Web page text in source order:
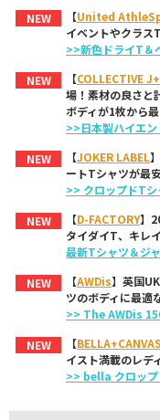
NEW
【United
イベントやクラス
>>新色ドライT＆
NEW
【COLLECTIVE J+
場！素材の良さと
ボディが1枚から最
>>日本製ハイエ
NEW
【JOKER LABEL
ートTシャツが最
>> クロップドTシ
NEW
【D-FACTORY】
タイダイT、キレ
最新Tシャツ＆ジ
NEW
【AWDis】英国
ツのボディに最適
>> The AWDis
NEW
【BELLA+CANVAS
イスト満載のレデ
>> bella クロッ